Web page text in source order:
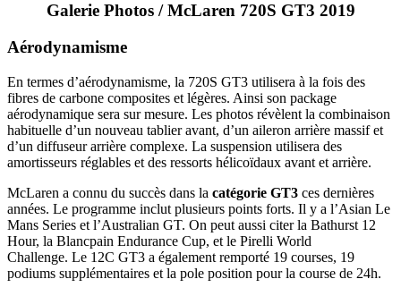
Galerie Photos / McLaren 720S GT3 2019
Aérodynamisme
En termes d’aérodynamisme, la 720S GT3 utilisera à la fois des
fibres de carbone composites et légères. Ainsi son package
aérodynamique sera sur mesure. Les photos révèlent la combinaison
habituelle d’un nouveau tablier avant, d’un aileron arrière massif et
d’un diffuseur arrière complexe. La suspension utilisera des
amortisseurs réglables et des ressorts hélicoïdaux avant et arrière.
McLaren a connu du succès dans la catégorie GT3 ces dernières
années. Le programme inclut plusieurs points forts. Il y a l’Asian Le
Mans Series et l’Australian GT. On peut aussi citer la Bathurst 12
Hour, la Blancpain Endurance Cup, et le Pirelli World
Challenge. Le 12C GT3 a également remporté 19 courses, 19
podiums supplémentaires et la pole position pour la course de 24h.